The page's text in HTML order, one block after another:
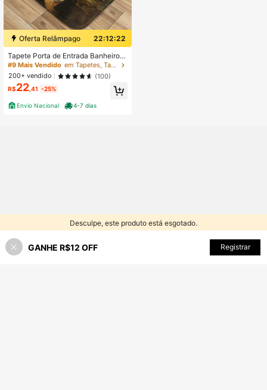
Oferta Relâmpago
22:12:20
Tapete Porta de Entrada Banheiro 5
5x35 Antiderrapante Mona Lisa
#9 Mais Vendido
em Tapetes, Tapetes e Protetores
200+ vendido
(100)
R$22 ,41 -25%
Envio Nacional 4-7 dias
Desculpe, este produto está esgotado.
GANHE R$12 OFF Registrar